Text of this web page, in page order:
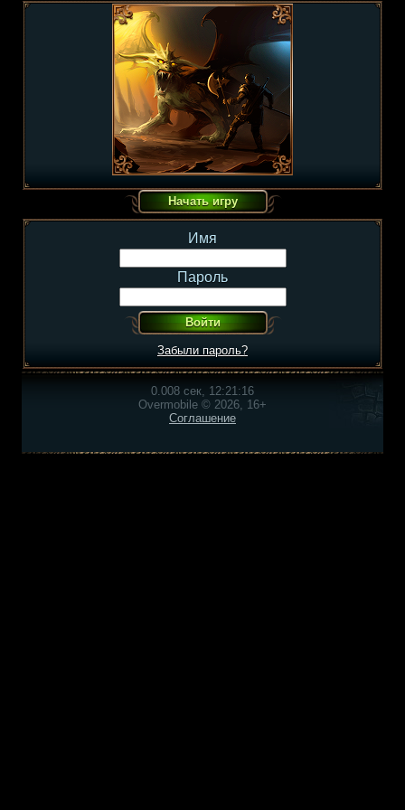
Имя
Пароль
Забыли пароль?
0.008 сек, 12:21:16
Overmobile © 2026, 16+
Соглашение